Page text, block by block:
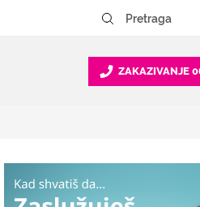
ZAKAZIVANJE